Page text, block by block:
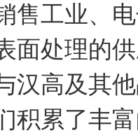
售工业、
面处理的供
汉高及其
积累了丰